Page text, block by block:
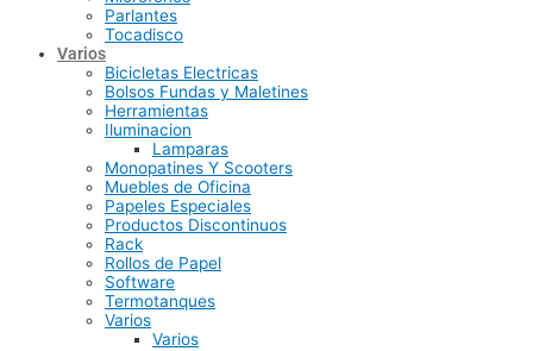
Parlantes
Tocadisco
Varios
Bicicletas Electricas
Bolsos Fundas y Maletines
Herramientas
Iluminacion
Lamparas
Monopatines Y Scooters
Muebles de Oficina
Papeles Especiales
Productos Discontinuos
Rack
Rollos de Papel
Software
Termotanques
Varios
Varios